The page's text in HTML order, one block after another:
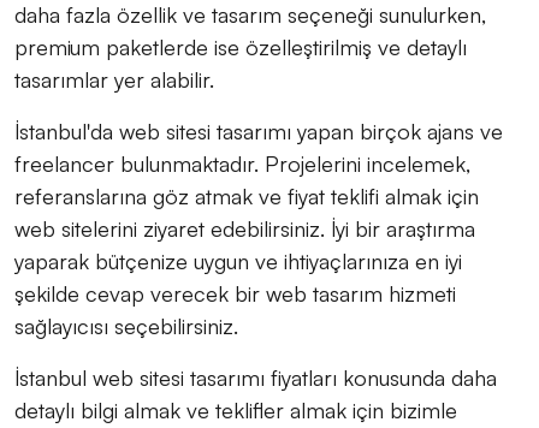
daha fazla özellik ve tasarım seçeneği sunulurken,
premium paketlerde ise özelleştirilmiş ve detaylı
tasarımlar yer alabilir.
İstanbul'da web sitesi tasarımı yapan birçok ajans ve
freelancer bulunmaktadır. Projelerini incelemek,
referanslarına göz atmak ve fiyat teklifi almak için
web sitelerini ziyaret edebilirsiniz. İyi bir araştırma
yaparak bütçenize uygun ve ihtiyaçlarınıza en iyi
şekilde cevap verecek bir web tasarım hizmeti
sağlayıcısı seçebilirsiniz.
İstanbul web sitesi tasarımı fiyatları konusunda daha
detaylı bilgi almak ve teklifler almak için bizimle